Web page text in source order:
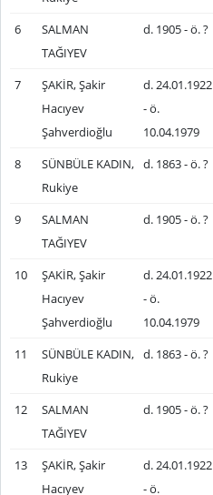
6
SALMAN
TAĞIYEV
d. 1905 - ö. ?
7
ŞAKİR, Şakir
Hacıyev
Şahverdioğlu
d. 24.01.1922
- ö.
10.04.1979
8
SÜNBÜLE KADIN,
Rukiye
d. 1863 - ö. ?
9
SALMAN
TAĞIYEV
d. 1905 - ö. ?
10
ŞAKİR, Şakir
Hacıyev
Şahverdioğlu
d. 24.01.1922
- ö.
10.04.1979
11
SÜNBÜLE KADIN,
Rukiye
d. 1863 - ö. ?
12
SALMAN
TAĞIYEV
d. 1905 - ö. ?
13
ŞAKİR, Şakir
Hacıyev
d. 24.01.1922
- ö.